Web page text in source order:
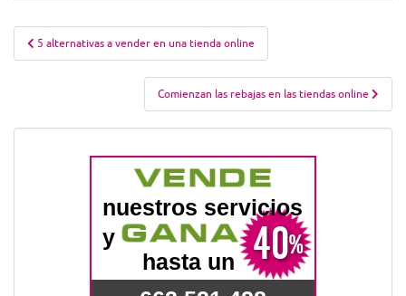
Navegación
de
5 alternativas a vender en una tienda online
Comienzan las rebajas en las tiendas online